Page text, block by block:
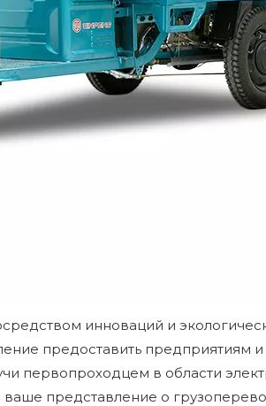
инноваций и
предоставить предприятиям
первопроходцем в области
представление о